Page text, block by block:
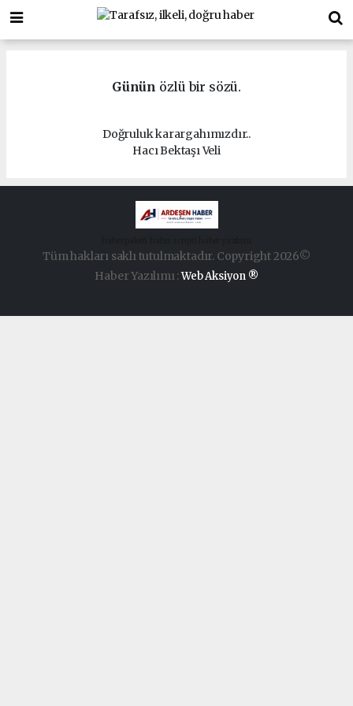
Günün özlü bir sözü.
Doğruluk karargahımızdır..
Hacı Bektaşı Veli
Tüm hakları saklı tutulmaktadır. Copyright 2026©
Haber Yazılımı :Web Aksiyon ®